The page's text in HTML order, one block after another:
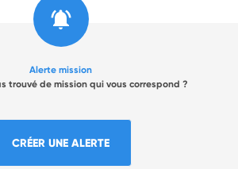
Alerte mission
trouvé de mission qui vous correspond ?
CRÉER UNE ALERTE